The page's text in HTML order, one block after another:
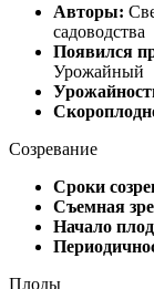
Авторы:
садоводства
Появился
Урожайный
Созревание
Сроки
Съемная
Начало
Плоды